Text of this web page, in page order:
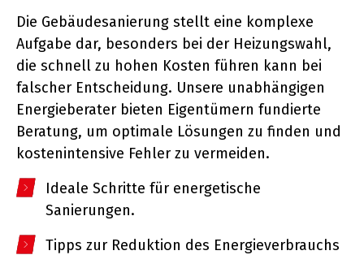
Die Gebäudesanierung stellt eine komplexe
Aufgabe dar, besonders bei der Heizungswahl,
die schnell zu hohen Kosten führen kann bei
falscher Entscheidung. Unsere unabhängigen
Energieberater bieten Eigentümern fundierte
Beratung, um optimale Lösungen zu finden und
kostenintensive Fehler zu vermeiden.
Ideale Schritte für energetische
Sanierungen.
Tipps zur Reduktion des Energieverbrauchs